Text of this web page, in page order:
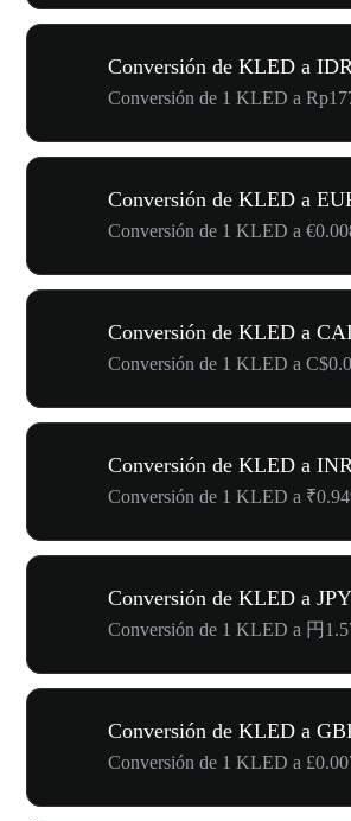
Conversión de KLED a
Conversión de 1 KLED a
Conversión de KLED a
Conversión de 1 KLED a
Conversión de KLED a
Conversión de 1 KLED a
Conversión de KLED a
Conversión de 1 KLED a
Conversión de KLED a JPY
Conversión de 1 KLED a 円
Conversión de KLED a
Conversión de 1 KLED a